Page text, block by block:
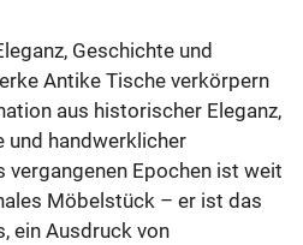
Geschichte und
Antike Tische verkörpern
aus historischer Eleganz,
und handwerklicher
vergangenen Epochen ist weit
Möbelstück – er ist das
ein Ausdruck von